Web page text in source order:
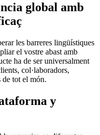
global amb
les barreres lingüístiques
el vostre abast amb
ha de ser universalment
col·laboradors,
de tot el món.
y